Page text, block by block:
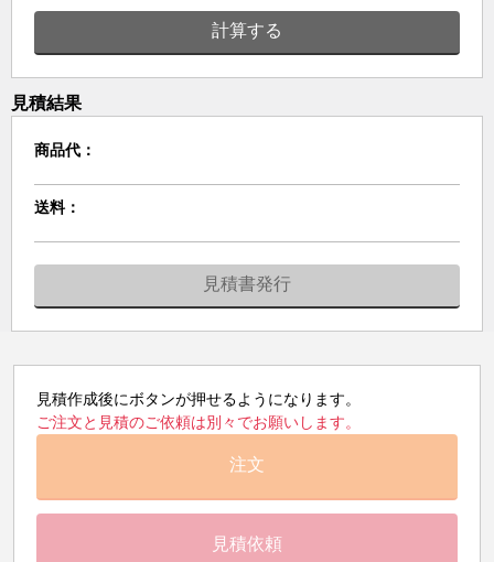
計算する
見積結果
商品代：
送料：
見積書発行
見積作成後にボタンが押せるようになります。
ご注文と見積のご依頼は別々でお願いします。
注文
見積依頼